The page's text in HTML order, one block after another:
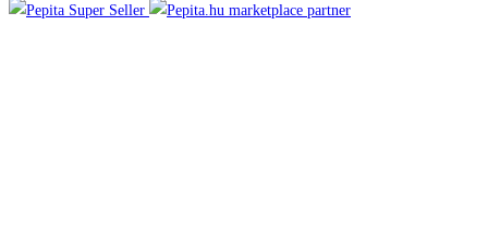
marketplace partner